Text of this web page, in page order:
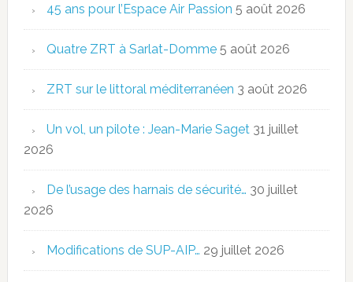
45 ans pour l’Espace Air Passion 5 août 2026
Quatre ZRT à Sarlat-Domme 5 août 2026
ZRT sur le littoral méditerranéen 3 août 2026
Un vol, un pilote : Jean-Marie Saget 31 juillet
2026
De l’usage des harnais de sécurité… 30 juillet
2026
Modifications de SUP-AIP… 29 juillet 2026